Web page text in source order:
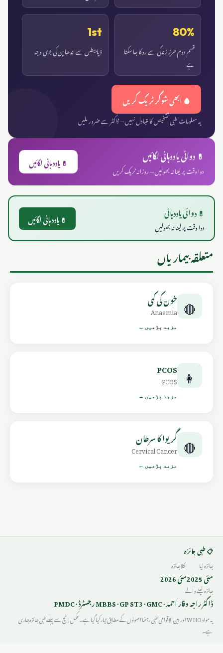
80%
قسم دوم طرزِ زندگی سے روکا جا سکتا
ہے
1st
ذیابیطس سے اندھا پن کی بڑی وجہ
🩸 ابھی شوگر ٹریک کریں
یہ معلومات طبی تشخیص کا متبادل نہیں — ڈاکٹر سے ضرور ملیں
💊 دوائی یاددہانی لگائیں
دوا وقت پر لینا نہ بھولیں — روزانہ ٹریک کریں 💊 یاددہانی لگائیں
💊 دوائی یاددہانی
دوا وقت پر لینا نہ بھولیں 💊 یاددہانی لگائیں
متعلقہ بیماریاں
🔴 خون کی کمی
Anaemia
مزید پڑھیں ←
👩
PCOS
PCOS
مزید پڑھیں ←
🔴 گریوا کا سرطان
Cervical Cancer
مزید پڑھیں ←
📋 طبی جائزہ
جائزہ لیا
مئی 2025
اگلا جائزہ
مئی 2026
جائزہ لینے والے
ڈاکٹر راجہ وقار احمد · MBBS · GP ST3 · GMC رجسٹرڈ · PMDC
یہ مواد WHO اور بین الاقوامی طبی رہنما اصولوں کے مطابق تیار کیا گیا ہے۔ مکمل لانچ سے پہلے طبی جائزہ جاری
ہے۔